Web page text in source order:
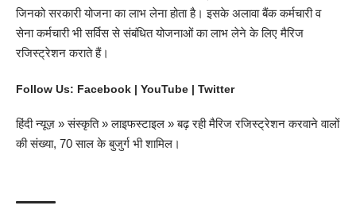
जिनको सरकारी योजना का लाभ लेना होता है। इसके अलावा बैंक कर्मचारी व
सेना कर्मचारी भी सर्विस से संबंधित योजनाओं का लाभ लेने के लिए मैरिज
रजिस्ट्रेशन कराते हैं।
Follow Us: Facebook | YouTube | Twitter
हिंदी न्यूज़ »संस्कृति»लाइफस्टाइल »बढ़ रही मैरिज रजिस्ट्रेशन करवाने वालों
की संख्या, 70 साल के बुजुर्ग भी शामिल।